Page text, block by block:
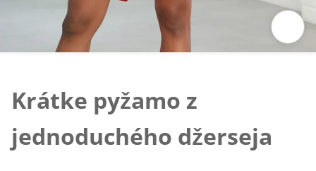
Krátke pyžamo z
jednoduchého džerseja